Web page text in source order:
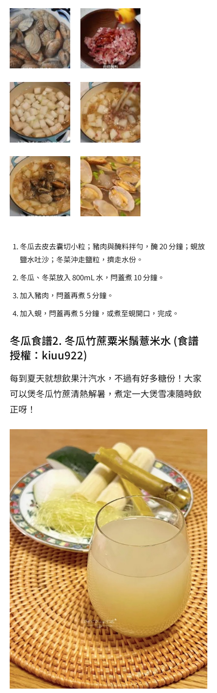
冬瓜去皮去囊切小粒；豬肉與醃料拌勻，醃 20 分鐘；蜆放
鹽水吐沙；冬菜沖走鹽粒，擠走水份。
冬瓜、冬菜放入 800mL 水，閂蓋煮 10 分鐘。
加入豬肉，閂蓋再煮 5 分鐘。
加入蜆，閂蓋再煮 5 分鐘，或煮至蜆開口，完成。
冬瓜食譜2. 冬瓜竹蔗粟米鬚薏米水 (食譜
授權： kiuu922)
每到夏天就想飲果汁汽水，不過有好多糖份！大家
可以煲冬瓜竹蔗清熱解暑，煮定一大煲雪凍隨時飲
正呀！